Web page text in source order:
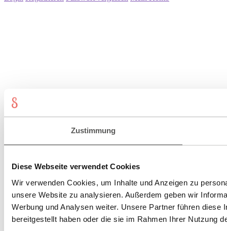
Zustimmung
Diese Webseite verwendet Cookies
Wir verwenden Cookies, um Inhalte und Anzeigen zu
unsere Website zu analysieren. Außerdem geben wir
Werbung und Analysen weiter. Unsere Partner führen
bereitgestellt haben oder die sie im Rahmen Ihrer Nutzung